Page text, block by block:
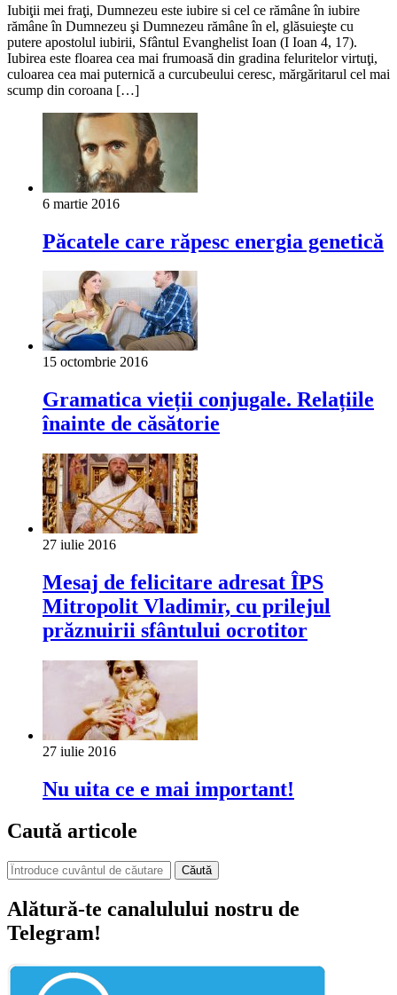
Iubiţii mei fraţi, Dumnezeu este iubire si cel ce rămâne în iubire
rămâne în Dumnezeu şi Dumnezeu rămâne în el, glăsuieşte cu
putere apostolul iubirii, Sfântul Evanghelist Ioan (I Ioan 4, 17).
Iubirea este floarea cea mai frumoasă din gradina feluritelor virtuţi,
culoarea cea mai puternică a curcubeului ceresc, mărgăritarul cel mai
scump din coroana […]
6 martie 2016
Păcatele care răpesc energia genetică
15 octombrie 2016
Gramatica vieții conjugale. Relațiile
înainte de căsătorie
27 iulie 2016
Mesaj de felicitare adresat ÎPS
Mitropolit Vladimir, cu prilejul
prăznuirii sfântului ocrotitor
27 iulie 2016
Nu uita ce e mai important!
Caută articole
Căută
Alătură-te canalulului nostru de
Telegram!